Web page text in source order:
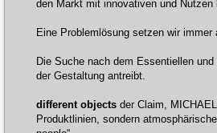
den Markt mit innovativen und Nutzen
Eine Problemlösung setzen wir
Die Suche nach dem Essentiellen
der Gestaltung antreibt.
different objects der Claim, MICHAEL
Produktlinien, sondern